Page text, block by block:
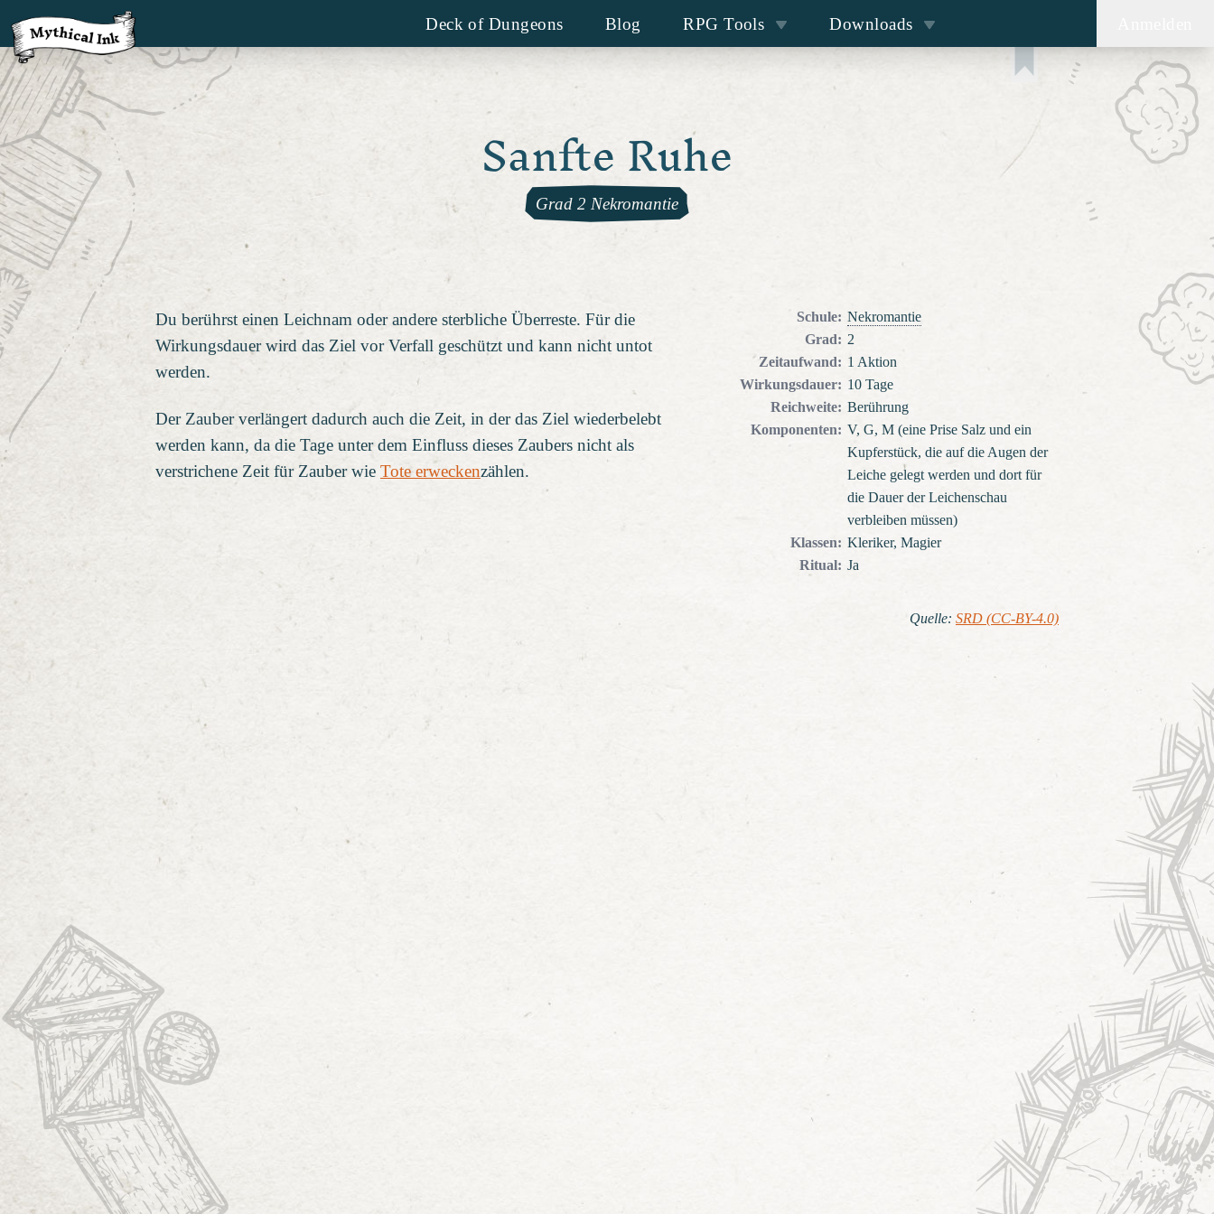
Deck of Dungeons Blog RPG Tools Downloads
Sanfte Ruhe
Grad 2 Nekromantie
Du berührst einen Leichnam oder andere sterbliche Überreste. Für die
Wirkungsdauer wird das Ziel vor Verfall geschützt und kann nicht untot
werden.
Der Zauber verlängert dadurch auch die Zeit, in der das Ziel wiederbelebt
werden kann, da die Tage unter dem Einfluss dieses Zaubers nicht als
verstrichene Zeit für Zauber wie Tote erweckenzählen.
Schule: Nekromantie
Grad: 2
Zeitaufwand: 1 Aktion
Wirkungsdauer: 10 Tage
Reichweite: Berührung
Komponenten: V, G, M (eine Prise Salz und ein
Kupferstück, die auf die Augen der
Leiche gelegt werden und dort für
die Dauer der Leichenschau
verbleiben müssen)
Klassen: Kleriker, Magier
Ritual: Ja
Quelle: SRD (CC-BY-4.0)